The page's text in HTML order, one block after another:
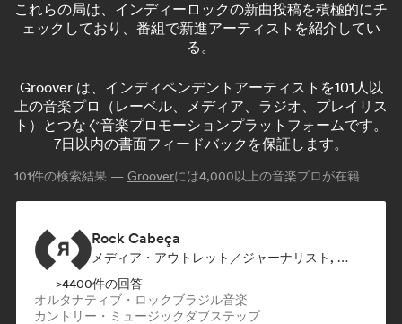
これらの局は、インディーロックの新曲投稿を積極的にチ
ェックしており、番組で新進アーティストを紹介してい
る。
Groover は、インディペンデントアーティストを101人以
上の音楽プロ（レーベル、メディア、ラジオ、プレイリス
ト）とつなぐ音楽プロモーションプラットフォームです。
7日以内の書面フィードバックを保証します。
101件の検索結果 — Grooverには4,000以上の音楽プロが在籍
Rock Cabeça
メディア・アウトレット／ジャーナリスト, ラジオ局
>4400件の回答
オルタナティブ・ロックブラジル音楽
カントリー・ミュージック ダブステップ